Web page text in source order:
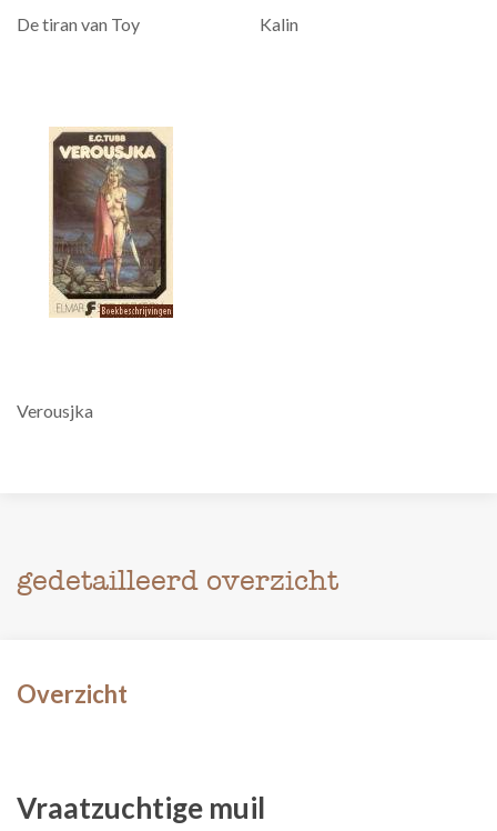
De tiran van Toy Kalin
Verousjka
gedetailleerd overzicht
Overzicht
Vraatzuchtige muil